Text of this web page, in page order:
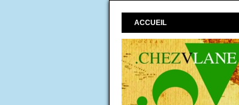
ACCUEIL